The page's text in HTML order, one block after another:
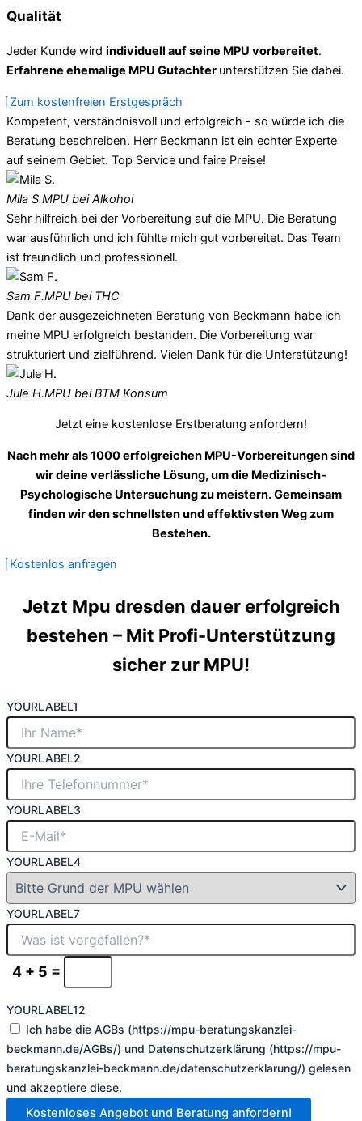
Qualität
Jeder Kunde wird individuell auf seine MPU vorbereitet.
Erfahrene ehemalige MPU Gutachter unterstützen Sie dabei.
Zum kostenfreien Erstgespräch
Kompetent, verständnisvoll und erfolgreich - so würde ich die
Beratung beschreiben. Herr Beckmann ist ein echter Experte
auf seinem Gebiet. Top Service und faire Preise!
Mila S.MPU bei Alkohol
Sehr hilfreich bei der Vorbereitung auf die MPU. Die Beratung
war ausführlich und ich fühlte mich gut vorbereitet. Das Team
ist freundlich und professionell.
Sam F.MPU bei THC
Dank der ausgezeichneten Beratung von Beckmann habe ich
meine MPU erfolgreich bestanden. Die Vorbereitung war
strukturiert und zielführend. Vielen Dank für die Unterstützung!
Jule H.MPU bei BTM Konsum
Jetzt eine kostenlose Erstberatung anfordern!
Nach mehr als 1000 erfolgreichen MPU-Vorbereitungen sind
wir deine verlässliche Lösung, um die Medizinisch-
Psychologische Untersuchung zu meistern. Gemeinsam
finden wir den schnellsten und effektivsten Weg zum
Bestehen.
Kostenlos anfragen
Jetzt Mpu dresden dauer erfolgreich
bestehen – Mit Profi-Unterstützung
sicher zur MPU!
YOURLABEL1
YOURLABEL2
YOURLABEL3
YOURLABEL4
YOURLABEL7
4 + 5 =
YOURLABEL12
Ich habe die AGBs (https://mpu-beratungskanzlei-
beckmann.de/AGBs/) und Datenschutzerklärung (https://mpu-
beratungskanzlei-beckmann.de/datenschutzerklarung/) gelesen
und akzeptiere diese.
Kostenloses Angebot und Beratung anfordern!